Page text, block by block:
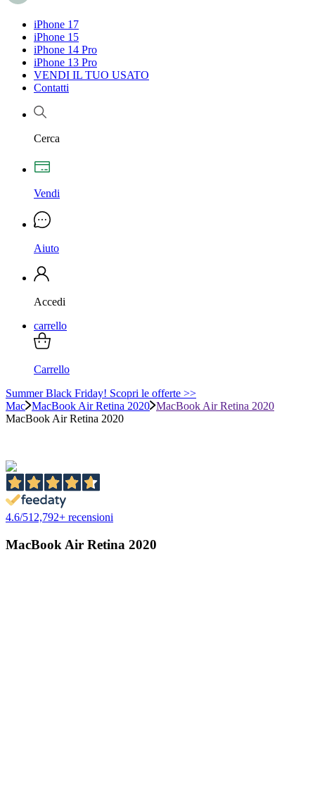
iPhone 17
iPhone 15
iPhone 14 Pro
iPhone 13 Pro
VENDI IL TUO USATO
Contatti
Cerca
Vendi
Aiuto
Accedi
carrello
Carrello
Summer Black Friday! Scopri le offerte >>
Mac MacBook Air Retina 2020 MacBook Air Retina 2020
MacBook Air Retina 2020
4.6/512,792+ recensioni
MacBook Air Retina 2020